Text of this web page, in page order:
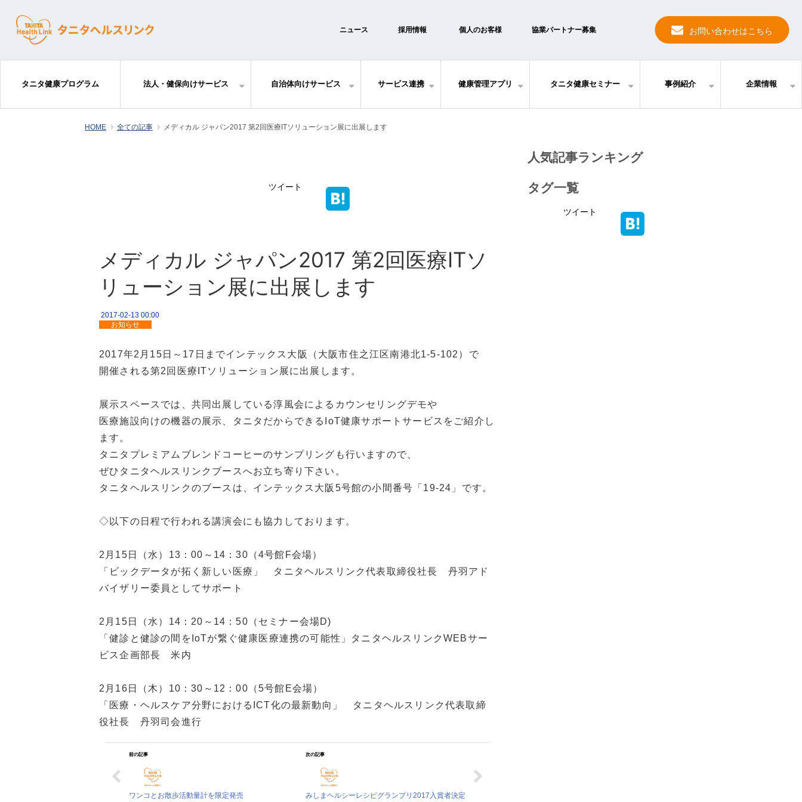
ニュース 採用情報 個人のお客様 協業パートナー募集 お問い合わせはこちら
タニタ健康プログラム 法人・健保向けサービス 自治体向けサービス サービス連携 健康管理アプリ タニタ健康セミナー 事例紹介 企業情報
HOME 全ての記事 メディカル ジャパン2017 第2回医療ITソリューション展に出展します
ツイート
メディカル ジャパン2017 第2回医療ITソ
リューション展に出展します
2017-02-13 00:00
お知らせ
2017年2月15日～17日までインテックス大阪（大阪市住之江区南港北1-5-102）で
開催される第2回医療ITソリューション展に出展します。
展示スペースでは、共同出展している淳風会によるカウンセリングデモや
医療施設向けの機器の展示、タニタだからできるIoT健康サポートサービスをご紹介し
ます。
タニタプレミアムブレンドコーヒーのサンプリングも行いますので、
ぜひタニタヘルスリンクブースへお立ち寄り下さい。
タニタヘルスリンクのブースは、インテックス大阪5号館の小間番号「19-24」です。
◇以下の日程で行われる講演会にも協力しております。
2月15日（水）13：00～14：30（4号館F会場）
「ビックデータが拓く新しい医療」 タニタヘルスリンク代表取締役社長 丹羽アド
バイザリー委員としてサポート
2月15日（水）14：20～14：50（セミナー会場D)
「健診と健診の間をIoTが繋ぐ健康医療連携の可能性」タニタヘルスリンクWEBサー
ビス企画部長 米内
2月16日（木）10：30～12：00（5号館E会場）
「医療・ヘルスケア分野におけるICT化の最新動向」 タニタヘルスリンク代表取締
役社長 丹羽司会進行
前の記事
ワンコとお散歩活動量計を限定発売
次の記事
みしまヘルシーレシピグランプリ2017入賞者決定
人気記事ランキング
タグ一覧
ツイート